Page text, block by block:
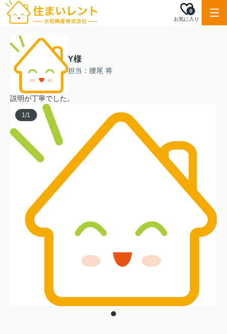
お気に入り
0
Y様
担当：腰尾 将
説明が丁寧でした。
1/1